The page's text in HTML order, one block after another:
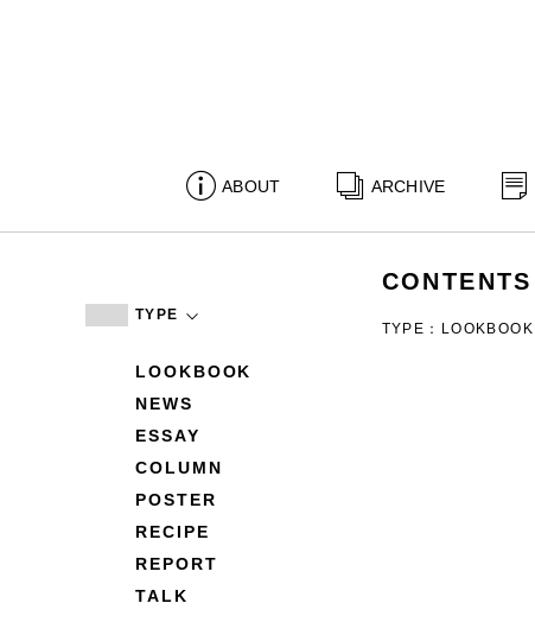
ABOUT ARCHIVE
TYPE
LOOKBOOK
NEWS
ESSAY
COLUMN
POSTER
RECIPE
REPORT
TALK
CONTENTS
TYPE：LOOKBOOK